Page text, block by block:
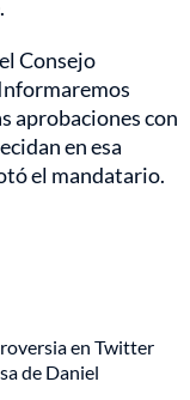
Consejo
aprobaciones con
en esa
el mandatario.
en Twitter
de Daniel